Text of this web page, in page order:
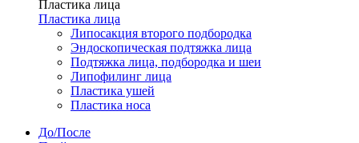
Пластика лица
Пластика лица
Липосакция второго подбородка
Эндоскопическая подтяжка лица
Подтяжка лица, подбородка и шеи
Липофилинг лица
Пластика ушей
Пластика носа
До/После